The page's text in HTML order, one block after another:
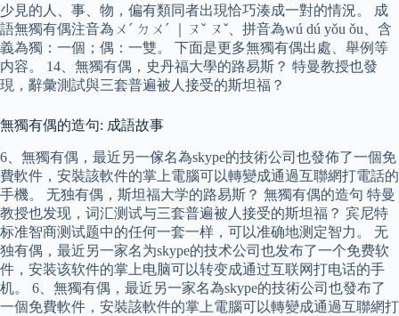
少見的人、事、物，偏有類同者出現恰巧湊成一對的情況。 成
語無獨有偶注音為ㄨˊ ㄉㄨˊ ｜ㄡˇ ㄡˇ、拼音為wú dú yǒu ǒu、含
義為獨：一個；偶：一雙。 下面是更多無獨有偶出處、舉例等
内容。 14、無獨有偶，史丹福大學的路易斯？ 特曼教授也發
現，辭彙測試與三套普遍被人接受的斯坦福？
無獨有偶的造句: 成語故事
6、無獨有偶，最近另一傢名為skype的技術公司也發佈了一個免
費軟件，安裝該軟件的掌上電腦可以轉變成通過互聯網打電話的
手機。 无独有偶，斯坦福大学的路易斯？ 無獨有偶的造句 特曼
教授也发现，词汇测试与三套普遍被人接受的斯坦福？ 宾尼特
标准智商测试题中的任何一套一样，可以准确地测定智力。 无
独有偶，最近另一家名为skype的技术公司也发布了一个免费软
件，安装该软件的掌上电脑可以转变成通过互联网打电话的手
机。 6、無獨有偶，最近另一家名為skype的技術公司也發布了
一個免費軟件，安裝該軟件的掌上電腦可以轉變成通過互聯網打